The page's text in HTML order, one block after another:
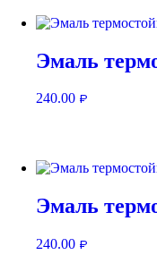
Эмаль
240.00 ₽
Эмаль
240.00 ₽